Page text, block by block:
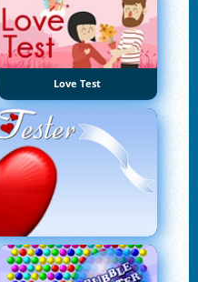
Love Test